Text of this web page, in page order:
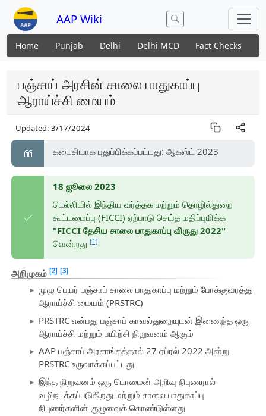
AAP Wiki
Home Punjab Delhi Delhi MCD Fact Checks
பஞ்சாப் அரசின் சாலை பாதுகாப்பு
ஆராய்ச்சி மையம்
Updated:3/17/2024
கடைசியாக புதுப்பிக்கப்பட்டது: ஆகஸ்ட் 2023
18 ஜூலை 2023
டெல்லியில் இந்திய வர்த்தக மற்றும் தொழில்துறை
கூட்டமைப்பு (FICCI) ஏற்பாடு செய்த மதிப்புமிக்க
"FICCI தேசிய சாலை பாதுகாப்பு விருது 2022"
வென்றது[1]
அறிமுகம் [2] [3]
முழு பெயர் பஞ்சாப் சாலை பாதுகாப்பு மற்றும் போக்குவரத்து
ஆராய்ச்சி மையம் (PRSTRC)
PRSTRC என்பது பஞ்சாப் காவல்துறையுடன் இணைந்த ஒரு
ஆராய்ச்சி மற்றும் பயிற்சி நிறுவனம் ஆகும்
AAP பஞ்சாப் அரசாங்கத்தால் 27 ஏப்ரல் 2022 அன்று
PRSTRC உருவாக்கப்பட்டது
இந்த நிறுவனம் ஒரு டொமைன் அறிவு நிபுணரால்
வழிநடத்தப்படுகிறது மற்றும் சாலை பாதுகாப்பு
நிபுணர்களின் குழுவைக் கொண்டுள்ளது